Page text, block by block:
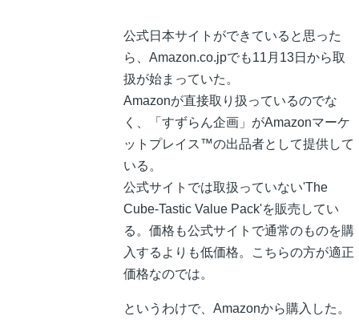
公式日本サイトができていると思った
ら、Amazon.co.jpでも11月13日から取
扱が始まっていた。
Amazonが直接取り扱っているのでな
く、「すずらん企画」がAmazonマーケ
ットプレイス™の出品者として提供して
いる。
公式サイトでは取扱っていない'The
Cube-Tastic Value Pack'を販売してい
る。価格も公式サイトで通常のものを購
入するよりも低価格。こちらの方が適正
価格なのでは。
というわけで、Amazonから購入した。